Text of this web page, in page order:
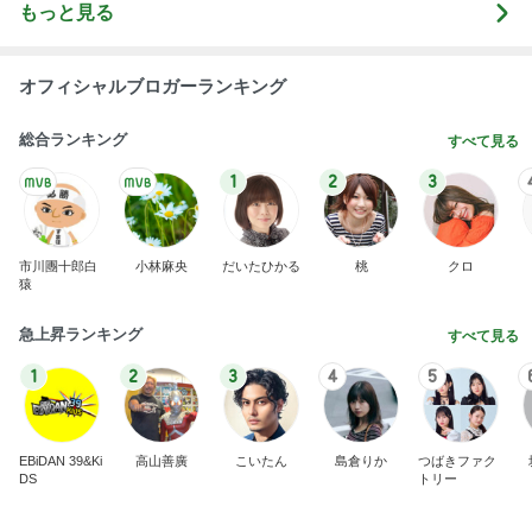
もっと見る
オフィシャルブロガーランキング
総合ランキング すべて見る
市川團十郎白
猿
小林麻央
1
だいたひかる
2
桃
3
クロ
急上昇ランキング すべて見る
1
EBiDAN 39&Ki
DS
2
高山善廣
3
こいたん
4
島倉りか
5
つばきファク
トリー